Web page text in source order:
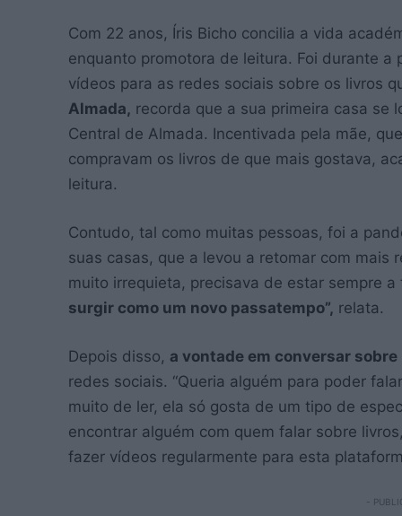
Com 22 anos, Íris Bicho concilia a vida
enquanto promotora de leitura. Foi durante
vídeos para as redes sociais sobre os livros
Almada, recorda que a sua primeira casa se
Central de Almada. Incentivada pela mãe,
compravam os livros de que mais gostava,
leitura.
Contudo, tal como muitas pessoas, foi a
suas casas, que a levou a retomar com mais
muito irrequieta, precisava de estar sempre a
surgir como um novo passatempo”, relata.
Depois disso, a vontade em conversar
redes sociais. “Queria alguém para poder
muito de ler, ela só gosta de um tipo de
encontrar alguém com quem falar sobre
fazer vídeos regularmente para esta
-